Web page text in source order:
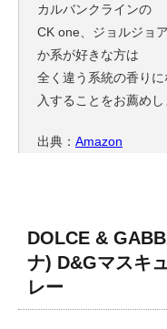
カルバンクラインの
CK one、ジョルジョ
か系が好きな方は
全く違う系統の香り
入することをお薦めし
出典： Amazon
DOLCE &
ナ) D&Gマスキ
レー